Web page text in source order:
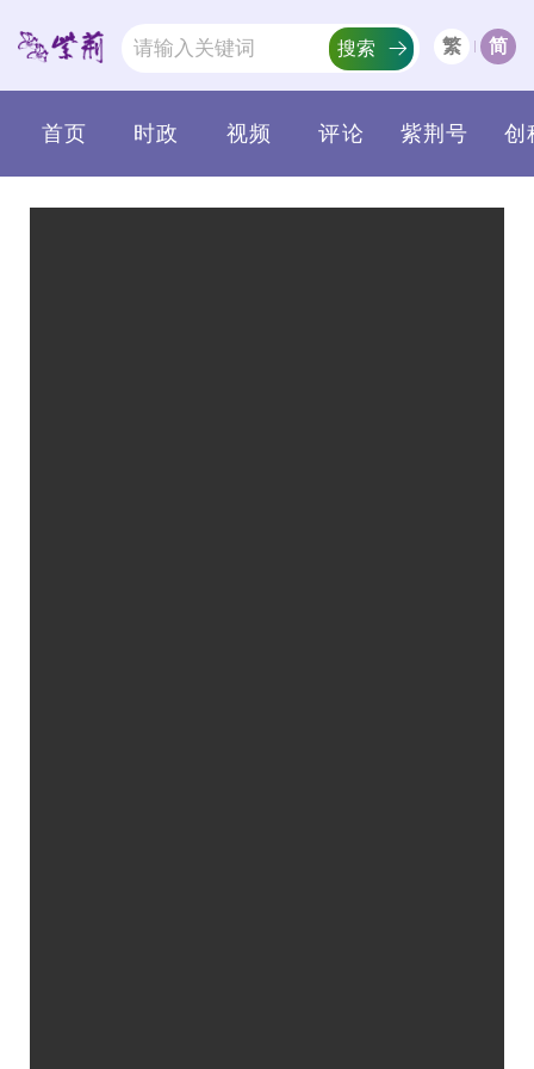
繁 简
首页 时政 视频 评论 紫荆号 创
搜索